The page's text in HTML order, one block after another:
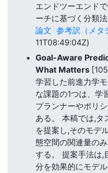
エンドツーエンド
ーチに基づく分類法
論文 参考訳（メタ
11T08:49:04Z)
Goal-Aware
What Matters
学習した前進力学
な課題の1つは、学
プランナーやポリ
ある。 本稿では,タ
を提案し,そのモデ
態空間の関連量の
する。 提案手法は,
分を効果的にモデ